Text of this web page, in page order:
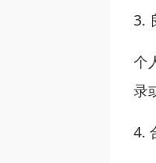
3.
个
录
4.